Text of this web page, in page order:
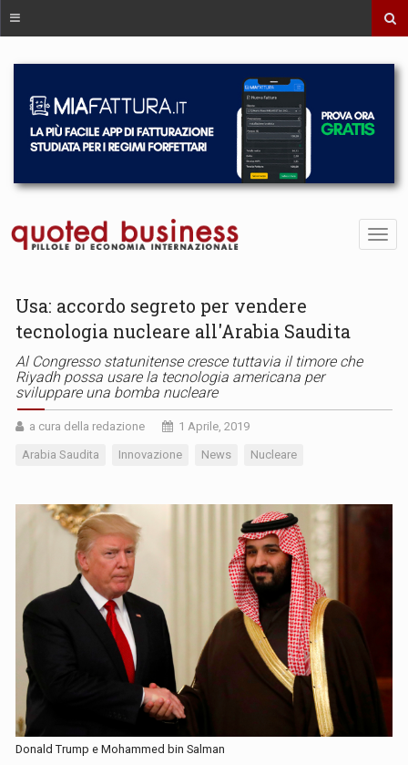
Usa: accordo segreto per vendere
tecnologia nucleare all'Arabia Saudita
Al Congresso statunitense cresce tuttavia il timore che
Riyadh possa usare la tecnologia americana per
sviluppare una bomba nucleare
a cura della redazione 1 Aprile, 2019
Arabia Saudita Innovazione News Nucleare
Donald Trump e Mohammed bin Salman